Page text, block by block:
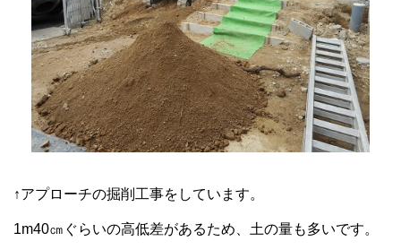
↑アプローチの掘削工事をしています。
1m40㎝ぐらいの高低差があるため、土の量も多いです。